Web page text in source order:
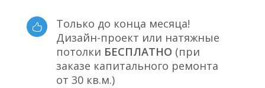
Только до конца месяца!
Дизайн-проект или натяжные
потолки БЕСПЛАТНО (при
заказе капитального ремонта
от 30 кв.м.)